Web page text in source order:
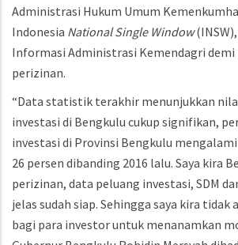
Administrasi Hukum Umum
Indonesia National Single Window
Informasi Administrasi Kemendagri demi
perizinan.
“Data statistik terakhir menunjukkan
investasi di Bengkulu cukup signifikan,
investasi di Provinsi Bengkulu
26 persen dibanding 2016 lalu. Saya kira
perizinan, data peluang investasi, SDM
jelas sudah siap. Sehingga saya kira tidak
bagi para investor untuk menanamkan